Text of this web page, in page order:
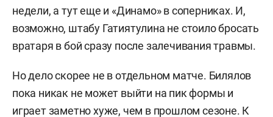
недели, а тут еще и «Динамо» в соперниках. И,
возможно, штабу Гатиятулина не стоило бросать
вратаря в бой сразу после залечивания травмы.
Но дело скорее не в отдельном матче. Билялов
пока никак не может выйти на пик формы и
играет заметно хуже, чем в прошлом сезоне. К